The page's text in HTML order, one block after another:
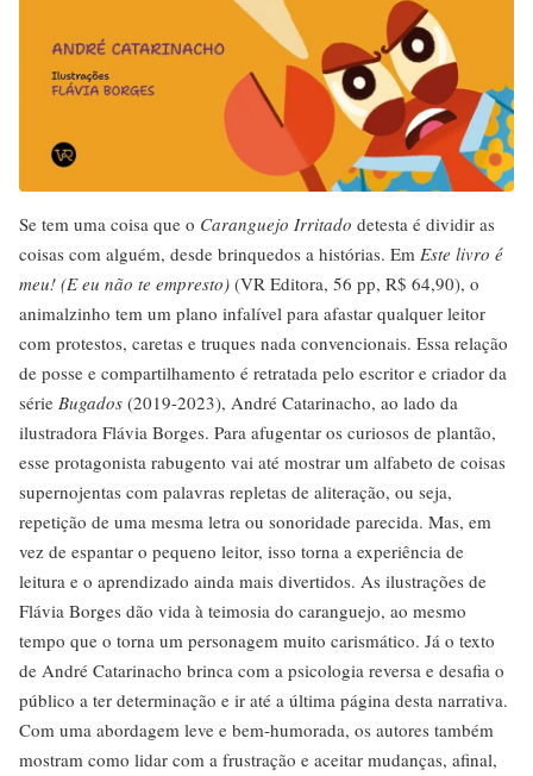
Se tem uma coisa que o Caranguejo Irritado detesta é dividir as
coisas com alguém, desde brinquedos a histórias. Em Este livro é
meu! (E eu não te empresto) (VR Editora, 56 pp, R$ 64,90), o
animalzinho tem um plano infalível para afastar qualquer leitor
com protestos, caretas e truques nada convencionais. Essa relação
de posse e compartilhamento é retratada pelo escritor e criador da
série Bugados (2019-2023), André Catarinacho, ao lado da
ilustradora Flávia Borges. Para afugentar os curiosos de plantão,
esse protagonista rabugento vai até mostrar um alfabeto de coisas
supernojentas com palavras repletas de aliteração, ou seja,
repetição de uma mesma letra ou sonoridade parecida. Mas, em
vez de espantar o pequeno leitor, isso torna a experiência de
leitura e o aprendizado ainda mais divertidos. As ilustrações de
Flávia Borges dão vida à teimosia do caranguejo, ao mesmo
tempo que o torna um personagem muito carismático. Já o texto
de André Catarinacho brinca com a psicologia reversa e desafia o
público a ter determinação e ir até a última página desta narrativa.
Com uma abordagem leve e bem-humorada, os autores também
mostram como lidar com a frustração e aceitar mudanças, afinal,